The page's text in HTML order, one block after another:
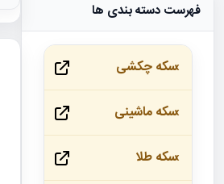
فهرست دسته بندی ها
سکه چکشی
سکه ماشینی
سکه طلا